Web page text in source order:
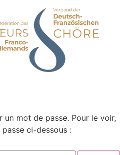
mot de passe. Pour le voir,
ci-dessous :